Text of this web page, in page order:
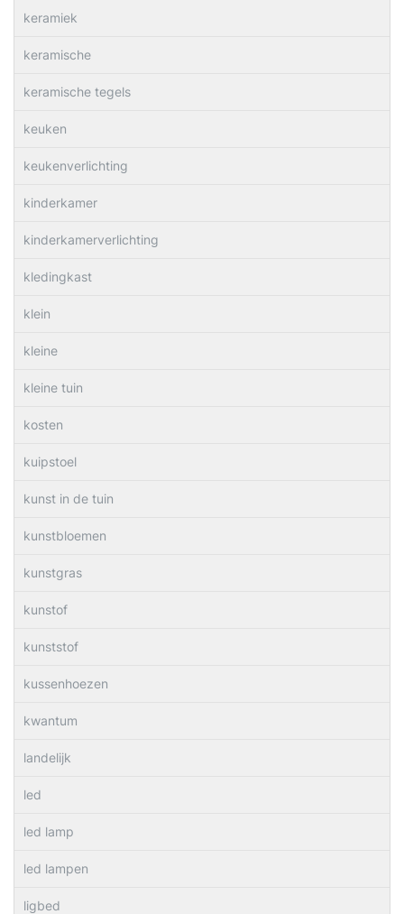
keramiek
keramische
keramische tegels
keuken
keukenverlichting
kinderkamer
kinderkamerverlichting
kledingkast
klein
kleine
kleine tuin
kosten
kuipstoel
kunst in de tuin
kunstbloemen
kunstgras
kunstof
kunststof
kussenhoezen
kwantum
landelijk
led
led lamp
led lampen
ligbed